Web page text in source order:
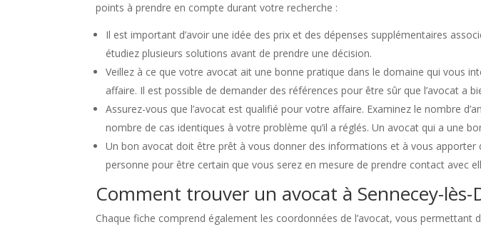
points à prendre en compte durant votre recherche :
Il est important d’avoir une idée des prix et des dépenses supplémentaires
étudiez plusieurs solutions avant de prendre une décision.
Veillez à ce que votre avocat ait une bonne pratique dans le domaine qui vous
affaire. Il est possible de demander des références pour être sûr que l’avocat a
Assurez-vous que l’avocat est qualifié pour votre affaire. Examinez le nombre
nombre de cas identiques à votre problème qu’il a réglés. Un avocat qui a une
Un bon avocat doit être prêt à vous donner des informations et à vous
personne pour être certain que vous serez en mesure de prendre contact avec
Comment trouver un avocat à Sennecey-lès-
Chaque fiche comprend également les coordonnées de l’avocat, vous